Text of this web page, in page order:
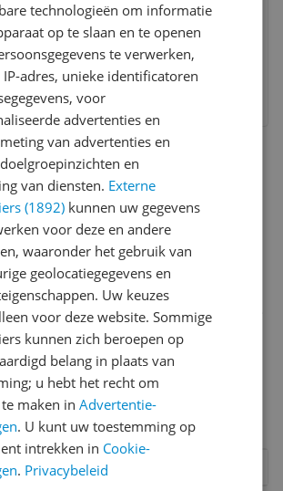
Switch Included
|LED|Ja|Ja
€ 129,95 -7%
Bekijk product
reviews geschreven
in bezit en wil je graag je mening
hieronder met het schrijven van je
van de details duurt het schrijven
tussen de 3 en 10 minuten.
help je andere bezoekers een betere
maak je iedere maand kans op
de actievoorwaarden.
dit product?
6
5
4
technologieën om informatie
op te slaan en te openen
te verwerken,
IP-adres, unieke identificatoren
voor
advertenties en
van advertenties en
en
van diensten. Externe
(1892) kunnen uw gegevens
voor deze en andere
waaronder het gebruik van
geolocatiegegevens en
Uw keuzes
voor deze website. Sommige
kunnen zich beroepen op
belang in plaats van
u hebt het recht om
te maken inAdvertentie-
. U kunt uw toestemming op
intrekken in Cookie-
. Privacybeleid